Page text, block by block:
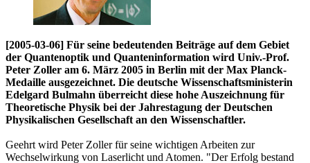
[2005-03-06] Für seine bedeutenden Beiträge auf dem Gebiet
der Quantenoptik und Quanteninformation wird Univ.-Prof.
Peter Zoller am 6. März 2005 in Berlin mit der Max Planck-
Medaille ausgezeichnet. Die deutsche Wissenschaftsministerin
Edelgard Bulmahn überreicht diese hohe Auszeichnung für
Theoretische Physik bei der Jahrestagung der Deutschen
Physikalischen Gesellschaft an den Wissenschaftler.
Geehrt wird Peter Zoller für seine wichtigen Arbeiten zur
Wechselwirkung von Laserlicht und Atomen. "Der Erfolg bestand